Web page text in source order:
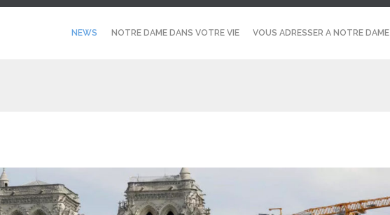
NEWS NOTRE DAME DANS VOTRE VIE VOUS ADRESSER A NOTRE DAME